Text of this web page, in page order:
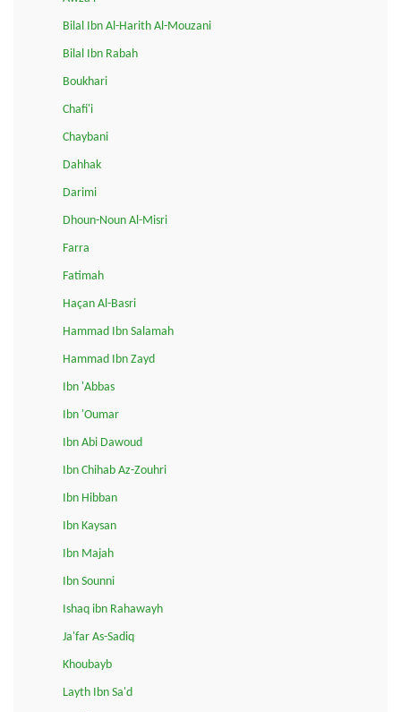
Bilal Ibn Al-Harith Al-Mouzani
Bilal Ibn Rabah
Boukhari
Chafi'i
Chaybani
Dahhak
Darimi
Dhoun-Noun Al-Misri
Farra
Fatimah
Haçan Al-Basri
Hammad Ibn Salamah
Hammad Ibn Zayd
Ibn 'Abbas
Ibn 'Oumar
Ibn Abi Dawoud
Ibn Chihab Az-Zouhri
Ibn Hibban
Ibn Kaysan
Ibn Majah
Ibn Sounni
Ishaq ibn Rahawayh
Ja'far As-Sadiq
Khoubayb
Layth Ibn Sa'd